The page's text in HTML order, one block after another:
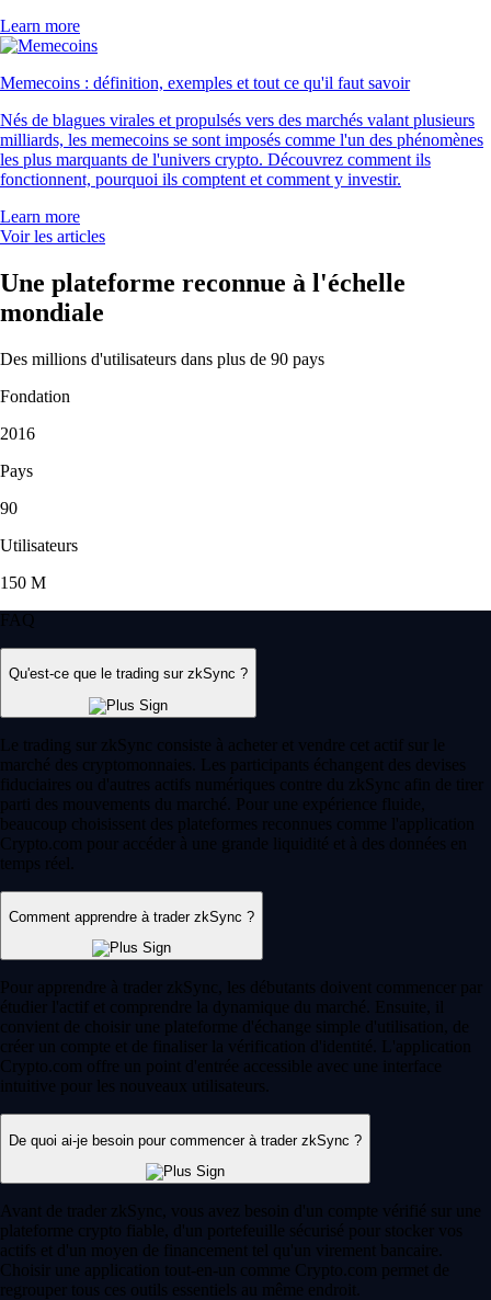
Learn more
Memecoins : définition, exemples et tout ce qu'il faut savoir
Nés de blagues virales et propulsés vers des marchés valant plusieurs
milliards, les memecoins se sont imposés comme l'un des phénomènes
les plus marquants de l'univers crypto. Découvrez comment ils
fonctionnent, pourquoi ils comptent et comment y investir.
Learn more
Voir les articles
Une plateforme reconnue à l'échelle
mondiale
Des millions d'utilisateurs dans plus de 90 pays
Fondation
2016
Pays
90
Utilisateurs
150 M
FAQ
Qu'est-ce que le trading sur zkSync ?
Le trading sur zkSync consiste à acheter et vendre cet actif sur le
marché des cryptomonnaies. Les participants échangent des devises
fiduciaires ou d'autres actifs numériques contre du zkSync afin de tirer
parti des mouvements du marché. Pour une expérience fluide,
beaucoup choisissent des plateformes reconnues comme l'application
Crypto.com pour accéder à une grande liquidité et à des données en
temps réel.
Comment apprendre à trader zkSync ?
Pour apprendre à trader zkSync, les débutants doivent commencer par
étudier l'actif et comprendre la dynamique du marché. Ensuite, il
convient de choisir une plateforme d'échange simple d'utilisation, de
créer un compte et de finaliser la vérification d'identité. L'application
Crypto.com offre un point d'entrée accessible avec une interface
intuitive pour les nouveaux utilisateurs.
De quoi ai-je besoin pour commencer à trader zkSync ?
Avant de trader zkSync, vous avez besoin d'un compte vérifié sur une
plateforme crypto fiable, d'un portefeuille sécurisé pour stocker vos
actifs et d'un moyen de financement tel qu'un virement bancaire.
Choisir une application tout-en-un comme Crypto.com permet de
regrouper tous ces outils essentiels au même endroit.